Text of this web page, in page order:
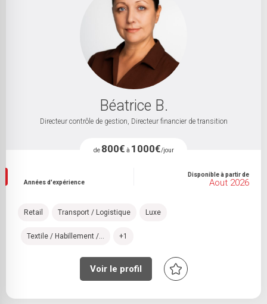
Béatrice B.
Directeur contrôle de gestion, Directeur financier de transition
de 800€ à 1000€/jour
Années d'expérience
Disponible à partir de
Aout 2026
Retail Transport / Logistique Luxe
Textile / Habillement /... +1
Voir le profil